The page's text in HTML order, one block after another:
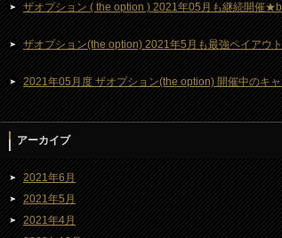
ザオプション ( the option ) 2021年05月も継続開催
ザオプション(the option) 2021年5月も最強ペイアウ
2021年05月度 ザオプション(the option) 開催中のキ
アーカイブ
2021年6月
2021年5月
2021年4月